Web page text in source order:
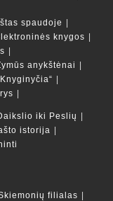
spaudoje
knygos
anykštėnai
iki Peslių
istorija
filialas